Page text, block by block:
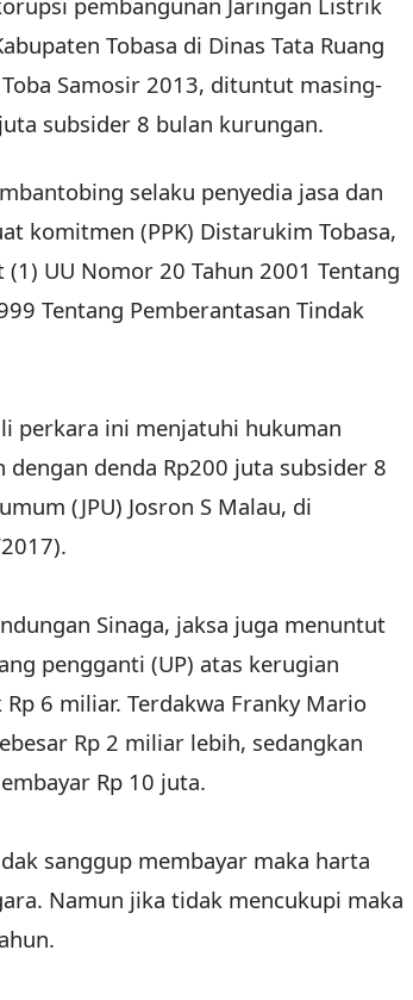
Tobasa di Dinas Tata Ruang
Samosir 2013, dituntut masing-
subsider 8 bulan kurungan.
selaku penyedia jasa dan
komitmen (PPK) Distarukim Tobasa,
UU Nomor 20 Tahun 2001 Tentang
Tentang Pemberantasan Tindak
perkara ini menjatuhi hukuman
denda Rp200 juta subsider 8
(JPU) Josron S Malau, di
Sinaga, jaksa juga menuntut
pengganti (UP) atas kerugian
6 miliar. Terdakwa Franky Mario
Rp 2 miliar lebih, sedangkan
Rp 10 juta.
sanggup membayar maka harta
Namun jika tidak mencukupi maka